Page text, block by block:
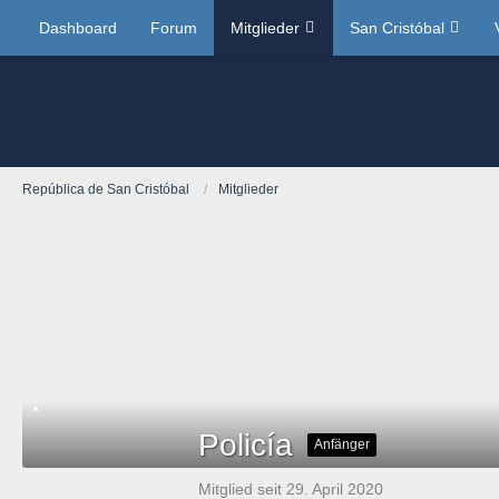
Dashboard Forum Mitglieder San Cristóbal
República de San Cristóbal Mitglieder
Policía Anfänger
Mitglied seit 29. April 2020